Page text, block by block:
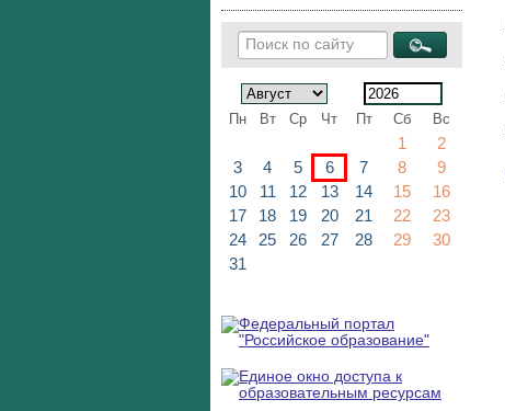
Пн Вт Ср Чт Пт Сб Вс
1
2
3
4 5 6 7 8
9
10
11 12 13 14 15
16
17
18 19 20 21 22
23
24
25 26 27 28 29
30
31